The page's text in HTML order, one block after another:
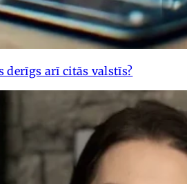
derīgs arī citās valstīs?